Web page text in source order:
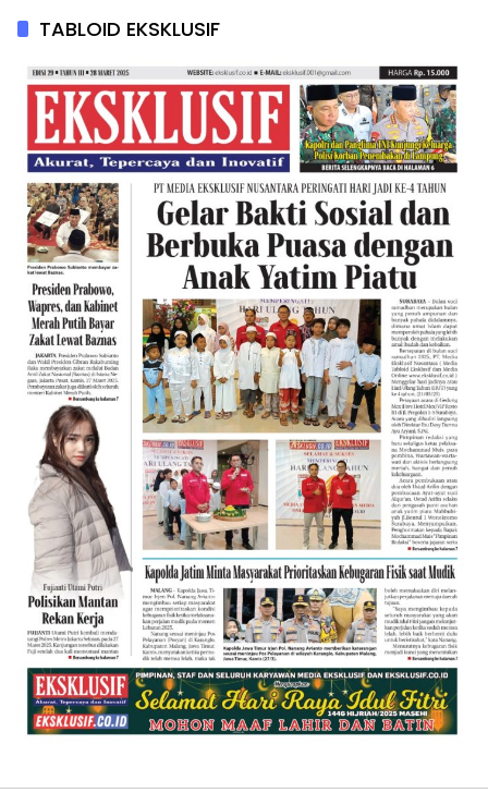
TABLOID EKSKLUSIF